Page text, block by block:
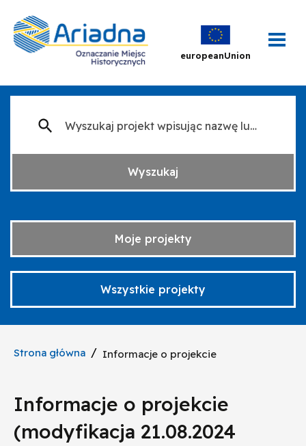
europeanUnion
Wyszukaj
Moje projekty
Wszystkie projekty
Strona główna / Informacje o projekcie
Informacje o projekcie
(modyfikacja 21.08.2024